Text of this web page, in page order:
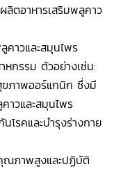
ลิตอาหารเสริมพลูคาว
คาวและสมุนไพร
หกรรม ตัวอย่างเช่น:
ขภาพออร์แกนิก ซึ่งมี
าวและสมุนไพร
โรคและบำรุงร่างกาย
ณภาพสูงและปฏิบัติ